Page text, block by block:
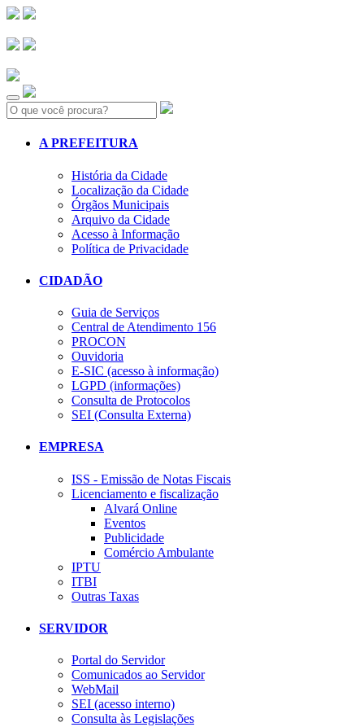
Search:
A PREFEITURA
História da Cidade
Localização da Cidade
Órgãos Municipais
Arquivo da Cidade
Acesso à Informação
Política de Privacidade
CIDADÃO
Guia de Serviços
Central de Atendimento 156
PROCON
Ouvidoria
E-SIC (acesso à informação)
LGPD (informações)
Consulta de Protocolos
SEI (Consulta Externa)
EMPRESA
ISS - Emissão de Notas Fiscais
Licenciamento e fiscalização
Alvará Online
Eventos
Publicidade
Comércio Ambulante
IPTU
ITBI
Outras Taxas
SERVIDOR
Portal do Servidor
Comunicados ao Servidor
WebMail
SEI (acesso interno)
Consulta às Legislações